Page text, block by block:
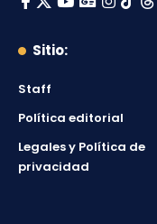
Sitio:
Staff
Política editorial
Legales y Política de
privacidad